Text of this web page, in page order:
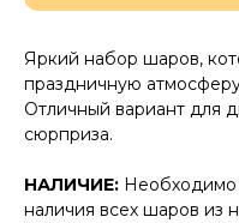
Яркий набор шаров,
праздничную
Отличный вариант для
сюрприза.
НАЛИЧИЕ: Необходимо
наличия всех шаров из